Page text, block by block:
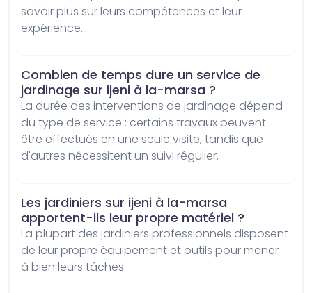
savoir plus sur leurs compétences et leur
expérience.
Combien de temps dure un service de
jardinage sur ijeni à la-marsa ?
La durée des interventions de jardinage dépend
du type de service : certains travaux peuvent
être effectués en une seule visite, tandis que
d'autres nécessitent un suivi régulier.
Les jardiniers sur ijeni à la-marsa
apportent-ils leur propre matériel ?
La plupart des jardiniers professionnels disposent
de leur propre équipement et outils pour mener
à bien leurs tâches.